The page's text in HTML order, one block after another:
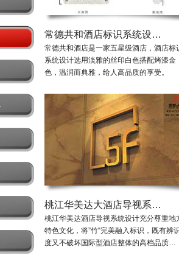
常德共和酒店标识系统设…
常德共和酒店是一家五星级酒店，酒店标
系统设计选用淡雅的丝印白色搭配烤漆金
色，温润而典雅，给人高品质的享受。
桃江华美达大酒店导视系…
桃江华美达酒店导视系统设计充分尊重地
特色文化，将”竹“完美融入标识，既有辨
度又不破坏国际型酒店整体的高档品质…